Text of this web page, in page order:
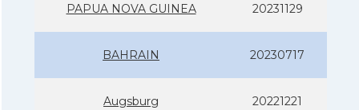
PAPUA NOVA GUINEA 20231129
BAHRAIN 20230717
Augsburg 20221221